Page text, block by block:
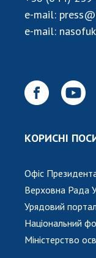
ЗАСІДАННЯ
НАУКОВІ
АКАДЕМІЯ
ПРОФСПІЛКА
e-mail:
e-mail:
КОРИСНІ
Офіс
Верховна Рада
Урядовий портал
Національний
Міністерство